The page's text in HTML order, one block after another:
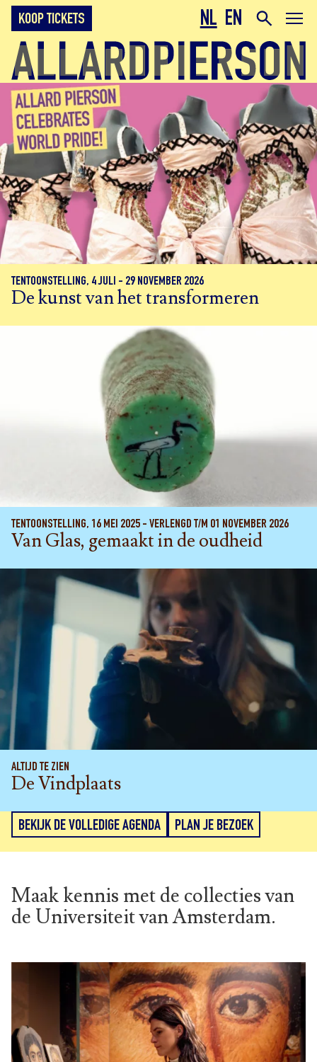
NL EN
KOOP TICKETS
Allard Pierson
TENTOONSTELLING, 4 JULI - 29 NOVEMBER 2026
De kunst van het transformeren
TENTOONSTELLING, 16 MEI 2025 - VERLENGD T/M 01 NOVEMBER 2026
Van Glas, gemaakt in de oudheid
ALTIJD TE ZIEN
De Vindplaats
BEKIJK DE VOLLEDIGE AGENDA PLAN JE BEZOEK
Maak kennis met de collecties van
de Universiteit van Amsterdam.